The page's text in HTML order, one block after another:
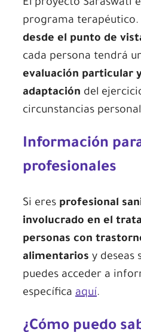
El proyecto Saraswati
programa terapéutico.
desde el punto de
cada persona tendrá
evaluación particular
adaptación del
circunstancias
Información
profesionales
Si eres profesional
involucrado en el
personas con
alimentarios y deseas
puedes acceder a
específica aquí.
¿Cómo puedo